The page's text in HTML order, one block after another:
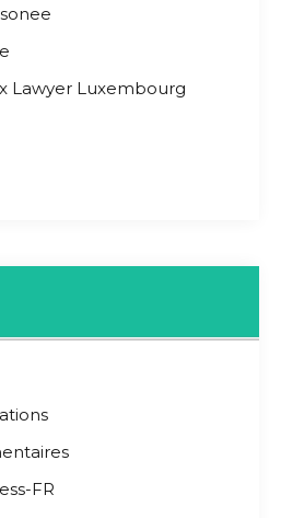
Lawyer Luxembourg
FR